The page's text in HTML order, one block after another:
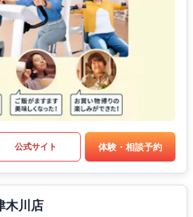
公式サイト 体験・相談予約
木川店